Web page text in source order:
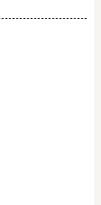
営施設